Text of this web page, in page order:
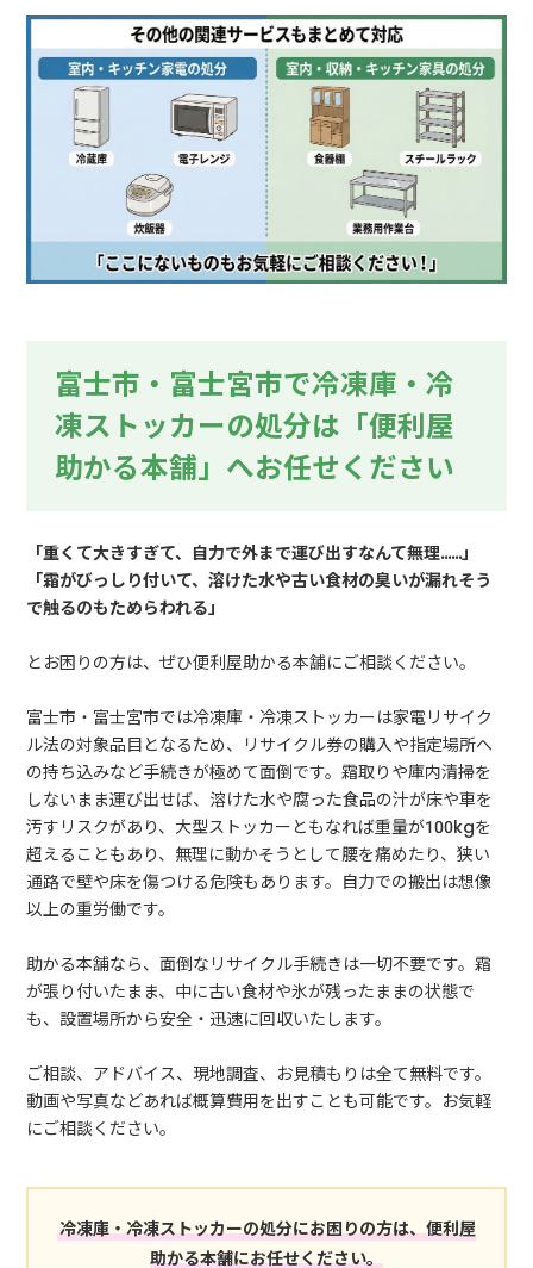
富士市・富士宮市で冷凍庫・冷
凍ストッカーの処分は「便利屋
助かる本舗」へお任せください
「重くて大きすぎて、自力で外まで運び出すなんて無理……」
「霜がびっしり付いて、溶けた水や古い食材の臭いが漏れそう
で触るのもためらわれる」
とお困りの方は、ぜひ便利屋助かる本舗にご相談ください。
富士市・富士宮市では冷凍庫・冷凍ストッカーは家電リサイク
ル法の対象品目となるため、リサイクル券の購入や指定場所へ
の持ち込みなど手続きが極めて面倒です。霜取りや庫内清掃を
しないまま運び出せば、溶けた水や腐った食品の汁が床や車を
汚すリスクがあり、大型ストッカーともなれば重量が100kgを
超えることもあり、無理に動かそうとして腰を痛めたり、狭い
通路で壁や床を傷つける危険もあります。自力での搬出は想像
以上の重労働です。
助かる本舗なら、面倒なリサイクル手続きは一切不要です。霜
が張り付いたまま、中に古い食材や氷が残ったままの状態で
も、設置場所から安全・迅速に回収いたします。
ご相談、アドバイス、現地調査、お見積もりは全て無料です。
動画や写真などあれば概算費用を出すことも可能です。お気軽
にご相談ください。
冷凍庫・冷凍ストッカーの処分にお困りの方は、便利屋
助かる本舗にお任せください。